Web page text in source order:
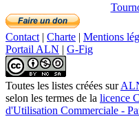
Contact | Charte | Mentions
Portail ALN | G-Fig
Toutes les listes créées sur
selon les termes de la licence
d'Utilisation Commerciale -